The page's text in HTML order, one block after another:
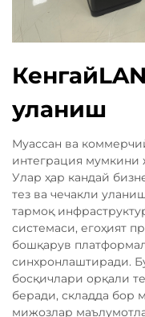
уланиш
Муассан ва
интеграция мумкини
Улар ҳар кандай
тез ва чечакли
тармоқ
системаси, егоҳият
бошқарув
синхронлаштиради.
босқичлари орқали
беради, складда бор
мижозлар